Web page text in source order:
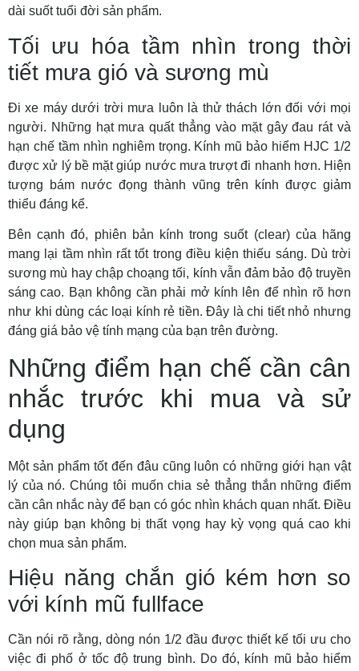
dài suốt tuổi đời sản phẩm.
Tối ưu hóa tầm nhìn trong thời
tiết mưa gió và sương mù
Đi xe máy dưới trời mưa luôn là thử thách lớn đối với mọi
người. Những hạt mưa quất thẳng vào mặt gây đau rát và
hạn chế tầm nhìn nghiêm trọng. Kính mũ bảo hiểm HJC 1/2
được xử lý bề mặt giúp nước mưa trượt đi nhanh hơn. Hiện
tượng bám nước đọng thành vũng trên kính được giảm
thiểu đáng kể.
Bên cạnh đó, phiên bản kính trong suốt (clear) của hãng
mang lại tầm nhìn rất tốt trong điều kiện thiếu sáng. Dù trời
sương mù hay chập choạng tối, kính vẫn đảm bảo độ truyền
sáng cao. Bạn không cần phải mở kính lên để nhìn rõ hơn
như khi dùng các loại kính rẻ tiền. Đây là chi tiết nhỏ nhưng
đáng giá bảo vệ tính mạng của bạn trên đường.
Những điểm hạn chế cần cân
nhắc trước khi mua và sử
dụng
Một sản phẩm tốt đến đâu cũng luôn có những giới hạn vật
lý của nó. Chúng tôi muốn chia sẻ thẳng thắn những điểm
cần cân nhắc này để bạn có góc nhìn khách quan nhất. Điều
này giúp bạn không bị thất vọng hay kỳ vọng quá cao khi
chọn mua sản phẩm.
Hiệu năng chắn gió kém hơn so
với kính mũ fullface
Cần nói rõ rằng, dòng nón 1/2 đầu được thiết kế tối ưu cho
việc đi phố ở tốc độ trung bình. Do đó, kính mũ bảo hiểm